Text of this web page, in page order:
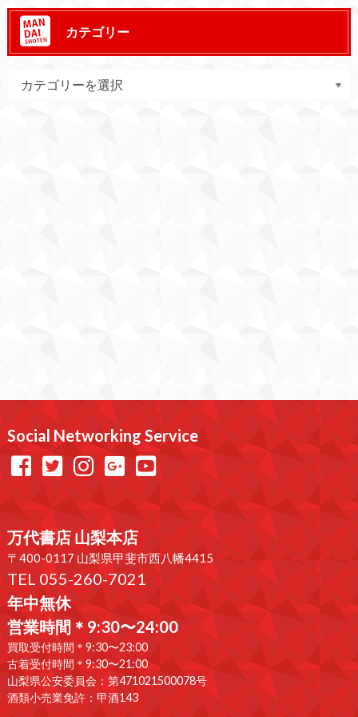
カテゴリー
Social Networking Service
万代書店 山梨本店
〒400-0117 山梨県甲斐市西八幡4415
TEL 055-260-7021
年中無休
営業時間＊9:30〜24:00
買取受付時間＊9:30〜23:00
古着受付時間＊9:30〜21:00
山梨県公安委員会：第471021500078号
酒類小売業免許：甲酒143